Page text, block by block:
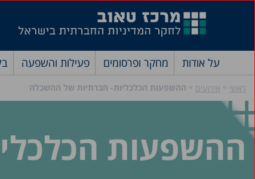
על אודות מחקר ופרסומים פעילות והשפעה
ראשי » אירועים » ההשפעות הכלכליות- חברתיות של ההשכלה
ההשפעות